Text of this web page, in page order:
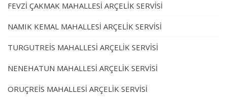
FEVZİ ÇAKMAK MAHALLESİ ARÇELİK SERVİSİ
NAMIK KEMAL MAHALLESİ ARÇELİK SERVİSİ
TURGUTREİS MAHALLESİ ARÇELİK SERVİSİ
NENEHATUN MAHALLESİ ARÇELİK SERVİSİ
ORUÇREİS MAHALLESİ ARÇELİK SERVİSİ